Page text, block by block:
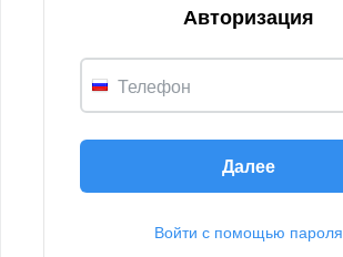
Авторизация
Телефон
Далее
Войти с помощью пароля